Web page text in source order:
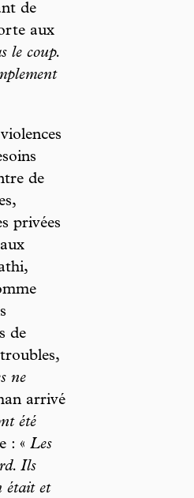
de
aux
le coup.
de
privées
de
ne
arrivé
été
: « Les
Ils
était et